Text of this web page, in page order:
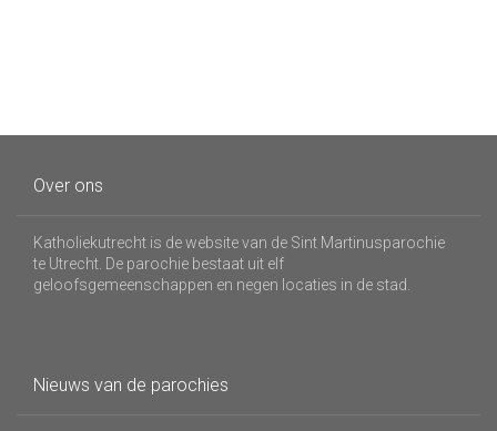
Over ons
Katholiekutrecht is de website van de Sint Martinusparochie
te Utrecht. De parochie bestaat uit elf
geloofsgemeenschappen en negen locaties in de stad.
Nieuws van de parochies